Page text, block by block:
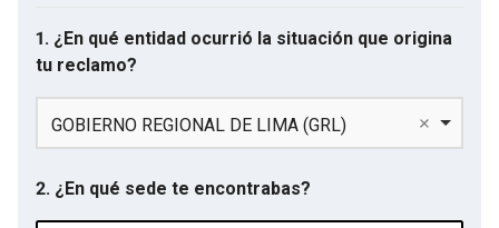
1. ¿En qué entidad ocurrió la situación que origina
tu reclamo?
GOBIERNO REGIONAL DE LIMA (GRL)
2. ¿En qué sede te encontrabas?